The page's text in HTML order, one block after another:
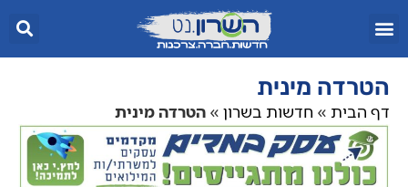
הטרדה מינית
דף הבית » חדשות בשרון » הטרדה מינית